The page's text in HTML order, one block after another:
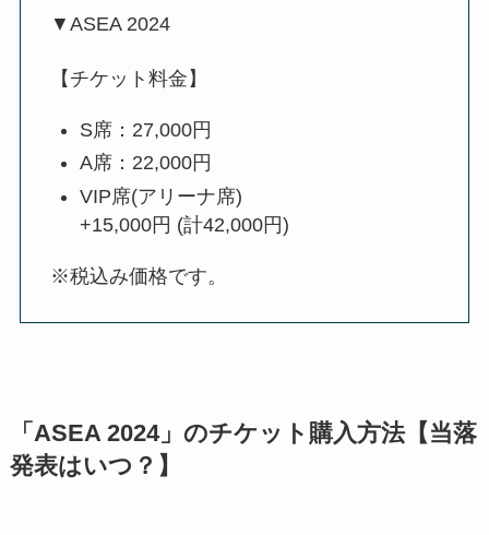
▼ASEA 2024
【チケット料金】
S席：27,000円
A席：22,000円
VIP席(アリーナ席)
+15,000円 (計42,000円)
※税込み価格です。
「ASEA 2024」のチケット購入方法【当落
発表はいつ？】